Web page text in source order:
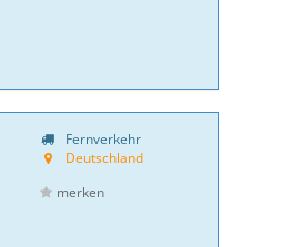
Fernverkehr
Deutschland
merken